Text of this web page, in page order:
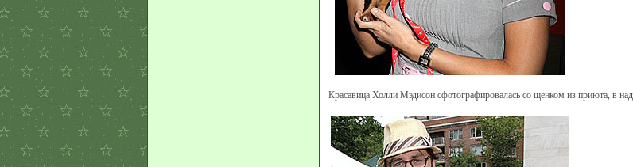
Красавица Холли Мэдисон сфотографировалась со щенком из приюта, в